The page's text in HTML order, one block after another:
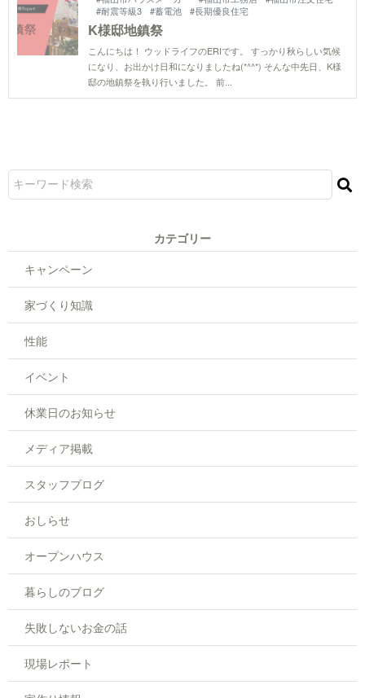
#耐震等級3
#蓄電池 #長期優良住宅
K様邸地鎮祭
こんにちは！ ウッドライフのERIです。 すっかり秋らしい気候
になり、お出かけ日和になりましたね(*^^*) そんな中先日、K様
邸の地鎮祭を執り行いました。 前...
カテゴリー
キャンペーン
家づくり知識
性能
イベント
休業日のお知らせ
メディア掲載
スタッフブログ
おしらせ
オープンハウス
暮らしのブログ
失敗しないお金の話
現場レポート